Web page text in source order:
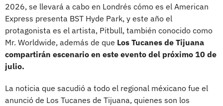
2026, se llevará a cabo en Londrés cómo es el American
Express presenta BST Hyde Park, y este año el
protagonista es el artista, Pitbull, también conocido como
Mr. Worldwide, además de que Los Tucanes de Tijuana
compartirán escenario en este evento del próximo 10 de
julio.
La noticia que sacudió a todo el regional méxicano fue el
anunció de Los Tucanes de Tijuana, quienes son los